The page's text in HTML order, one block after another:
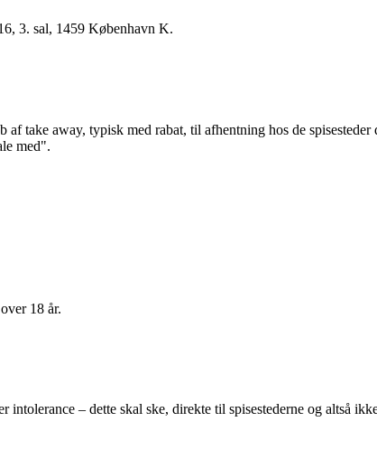
3. sal, 1459 København K.
take away, typisk med rabat, til afhentning hos de
med".
18 år.
– dette skal ske, direkte til spisestederne og altså